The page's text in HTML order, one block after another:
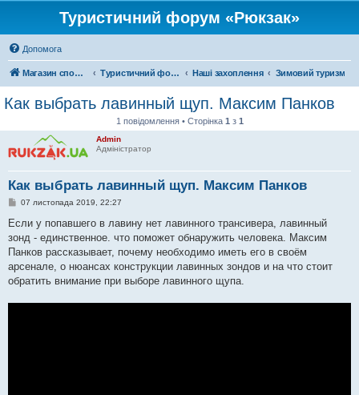
Туристичний форум «Рюкзак»
Допомога
Магазин спорядження Туристичний форум «Рюкзак» Наші захоплення Зимовий туризм
Как выбрать лавинный щуп. Максим Панков
1 повідомлення • Сторінка 1 з 1
Admin
Адміністратор
Как выбрать лавинный щуп. Максим Панков
П
в
д
о
л
е
н
07 листопада 2019, 22:27
Если у попавшего в лавину нет лавинного трансивера, лавинный
зонд - единственное. что поможет обнаружить человека. Максим
Панков рассказывает, почему необходимо иметь его в своём
арсенале, о нюансах конструкции лавинных зондов и на что стоит
обратить внимание при выборе лавинного щупа.